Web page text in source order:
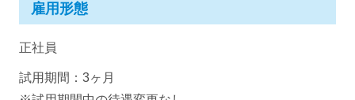
雇用形態
正社員
試用期間：3ヶ月